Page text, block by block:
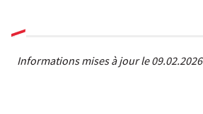
Informations mises à jour le 09.02.2026